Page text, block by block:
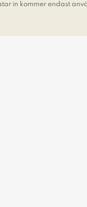
in kommer endast